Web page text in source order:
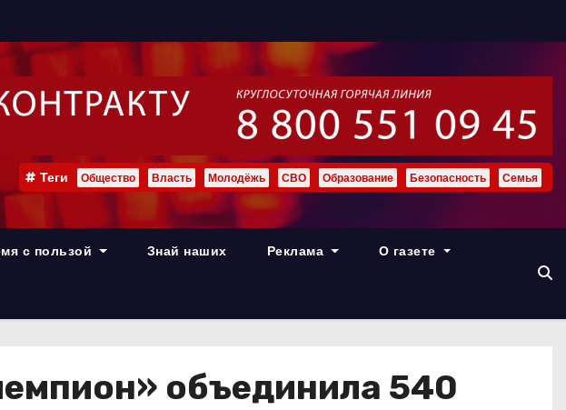
Теги Общество Власть Молодёжь СВО Образование Безопасность Семья
с пользой Знай наших Реклама О газете
объединила 540